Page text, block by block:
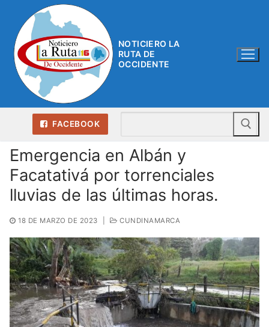
contenido
NOTICIERO LA
RUTA DE
OCCIDENTE
FACEBOOK
Emergencia en Albán y
Facatativá por torrenciales
lluvias de las últimas horas.
18 DE MARZO DE 2023 CUNDINAMARCA